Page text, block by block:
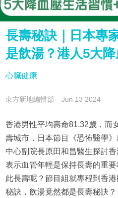
長壽秘訣｜日本專
是飲湯？港人5大
心臟健康
東方新地編輯部 Jun 13 2024
香港男性平均壽命81.32歲，而
壽城市，日本節目《恐怖醫學
中心副院長原田和昌醫生探討
表示血管年輕是保持長壽的重
此長壽呢？節目組就專程到香
秘訣，飲湯竟然都是長壽秘訣？